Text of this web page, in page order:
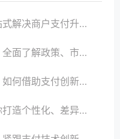
升级、智能化与创新需求
、市场、技术与创新趋势
术提升商户运营效益与效率
异化支付体验以提升竞争力